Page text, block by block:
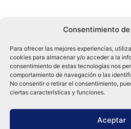
Consentimiento
Para ofrecer las mejores experiencias,
cookies para almacenar y/o acceder a la
consentimiento de estas tecnologías nos
comportamiento de navegación o las
No consentir o retirar el consentimiento,
ciertas características y funciones.
Aceptar
Tu compra es respaldada por nuestro
mejores prácticas de seguridad.
Distribuidora Tamex - México
e-commerce